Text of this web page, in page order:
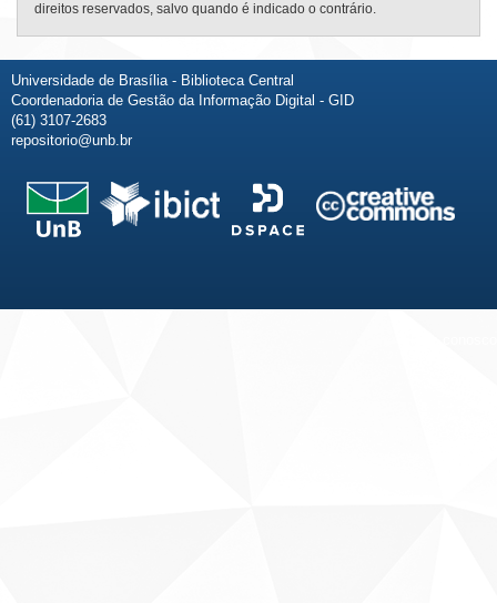
direitos reservados, salvo quando é indicado o contrário.
Universidade de Brasília - Biblioteca Central
Coordenadoria de Gestão da Informação Digital - GID
(61) 3107-2683
repositorio@unb.br